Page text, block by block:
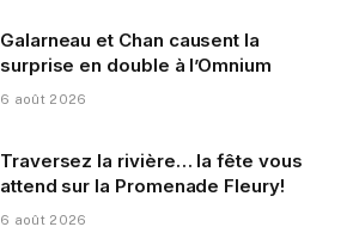
Galarneau et Chan causent la
surprise en double à l’Omnium
6 août 2026
Traversez la rivière… la fête vous
attend sur la Promenade Fleury!
6 août 2026